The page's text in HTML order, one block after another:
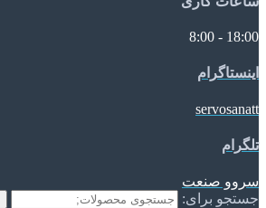
18:00 - 8:00
اینستاگرام
servosanatt
تلگرام
سروو صنعت
جستجو برای: